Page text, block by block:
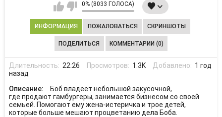
0% (8033 ГОЛОСА)
ИНФОРМАЦИЯ ПОЖАЛОВАТЬСЯ СКРИНШОТЫ
ПОДЕЛИТЬСЯ КОММЕНТАРИИ (0)
Длительность: 22:26 Просмотров: 1.3K Добавлено: 1 год
назад
Описание:
Боб владеет небольшой закусочной,
где продают гамбургеры, занимается бизнесом со своей
семьей. Помогают ему жена-истеричка и трое детей,
которые больше мешают процветанию дела Боба.